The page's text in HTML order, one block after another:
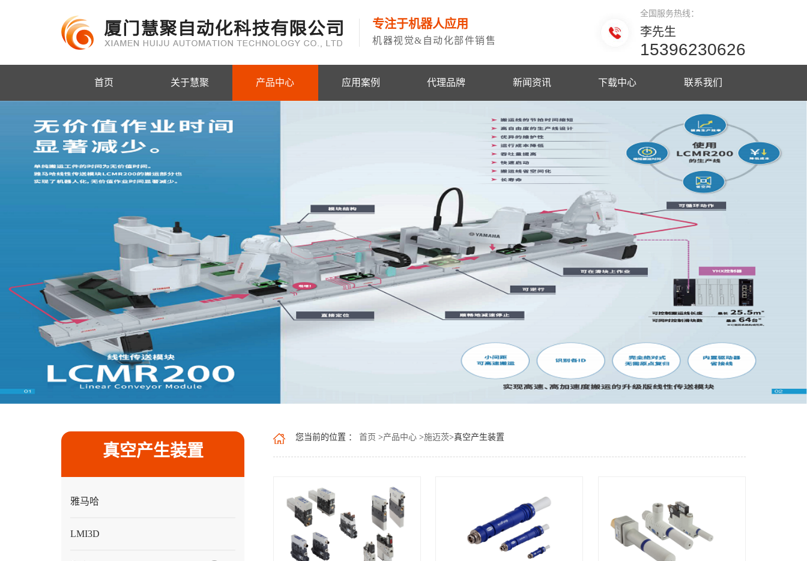
专注于机器人应用
机器视觉&自动化部件销售
全国服务热线：
李先生
15396230626
首页 关于慧聚 产品中心 应用案例 代理品牌 新闻资讯 下载中心 联系我们
真空产生装置
雅马哈
LMI3D
您当前的位置 ： 首页 >产品中心>施迈茨>真空产生装置